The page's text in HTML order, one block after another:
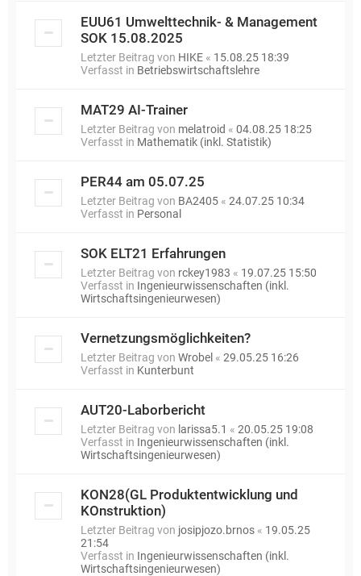
EUU61 Umwelttechnik- & Management
SOK 15.08.2025
Letzter Beitrag von HIKE « 15.08.25 18:39
Verfasst in Betriebswirtschaftslehre
MAT29 AI-Trainer
Letzter Beitrag von melatroid « 04.08.25 18:25
Verfasst in Mathematik (inkl. Statistik)
PER44 am 05.07.25
Letzter Beitrag von BA2405 « 24.07.25 10:34
Verfasst in Personal
SOK ELT21 Erfahrungen
Letzter Beitrag von rckey1983 « 19.07.25 15:50
Verfasst in Ingenieurwissenschaften (inkl.
Wirtschaftsingenieurwesen)
Vernetzungsmöglichkeiten?
Letzter Beitrag von Wrobel « 29.05.25 16:26
Verfasst in Kunterbunt
AUT20-Laborbericht
Letzter Beitrag von larissa5.1 « 20.05.25 19:08
Verfasst in Ingenieurwissenschaften (inkl.
Wirtschaftsingenieurwesen)
KON28(GL Produktentwicklung und
KOnstruktion)
Letzter Beitrag von josipjozo.brnos « 19.05.25
21:54
Verfasst in Ingenieurwissenschaften (inkl.
Wirtschaftsingenieurwesen)